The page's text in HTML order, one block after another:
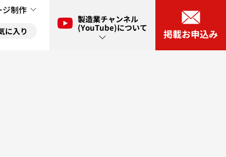
制作
に入り
製造業チャンネル
(YouTube)について
掲載お申込み